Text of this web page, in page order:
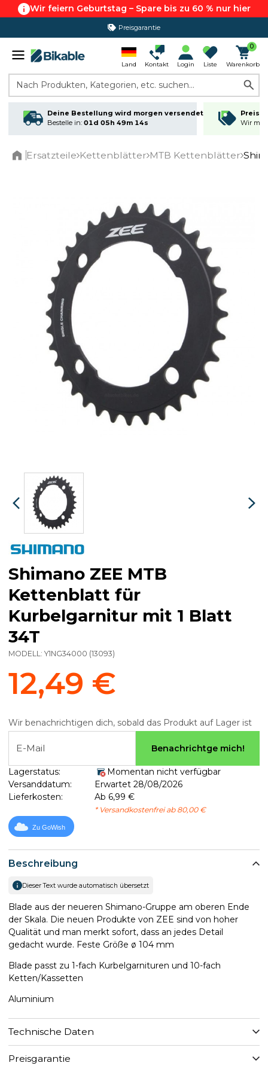
Wir feiern Geburtstag – Spare bis zu 60 % nur hier
Preisgarantie
Land Kontakt Login Liste
0
Warenkorb
Nach Produkten, Kategorien, etc. suchen...
Deine Bestellung wird morgen versendet
Bestelle in: 01d 05h 49m 13s
Wir
Ersatzteile Kettenblätter MTB Kettenblätter
Beschreibung
Dieser Text wurde automatisch übersetzt
Blade aus der neueren Shimano-Gruppe am oberen Ende
der Skala. Die neuen Produkte von ZEE sind von hoher
Qualität und man merkt sofort, dass an jedes Detail
gedacht wurde. Feste Größe ø 104 mm
Blade passt zu 1-fach Kurbelgarnituren und 10-fach
Ketten/Kassetten
Aluminium
Technische Daten
Preisgarantie
Shimano ZEE MTB
Kettenblatt für
Kurbelgarnitur mit 1 Blatt
34T
MODELL: Y1NG34000 (13093)
12,49 €
Wir benachrichtigen dich, sobald das Produkt auf Lager ist
E-Mail Benachrichtge mich!
Lagerstatus:
Momentan nicht verfügbar
Versanddatum:
Erwartet 28/08/2026
Lieferkosten:
Ab 6,99 €
* Versandkostenfrei ab 80,00 €
Zu GoWish